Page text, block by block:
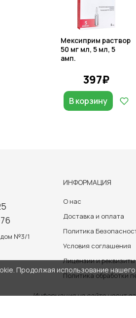
Мексиприм раствор
50 мг мл, 5 мл, 5
амп.
397₽
В корзину
Продолжая использование
дом №3/1
ИНФОРМАЦИЯ
О нас
Доставка и оплата
Политика
Условия соглашения
Лицензии и реквизиты
Политика обработки
Информация на сайте носит